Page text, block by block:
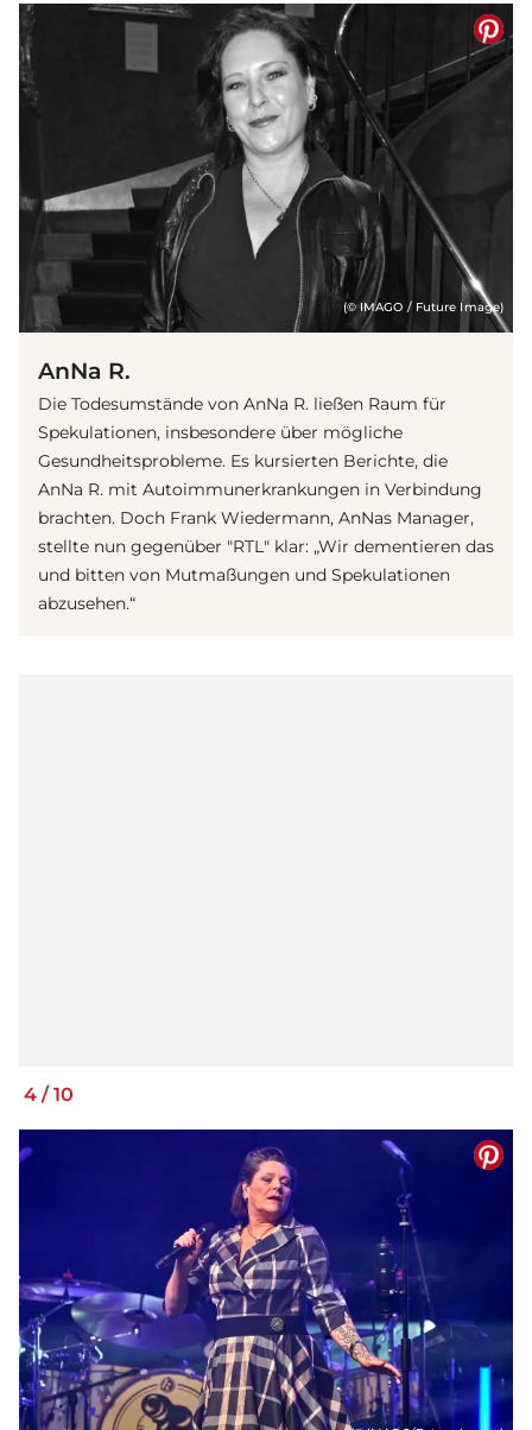
(© IMAGO / Future Image)
AnNa R.
Die Todesumstände von AnNa R. ließen Raum für
Spekulationen, insbesondere über mögliche
Gesundheitsprobleme. Es kursierten Berichte, die
AnNa R. mit Autoimmunerkrankungen in Verbindung
brachten. Doch Frank Wiedermann, AnNas Manager,
stellte nun gegenüber "RTL" klar: „Wir dementieren das
und bitten von Mutmaßungen und Spekulationen
abzusehen.“
4 /10